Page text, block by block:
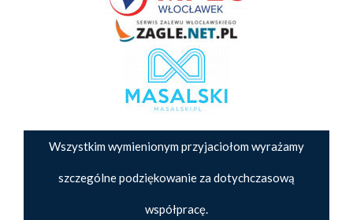
Wszystkim wymienionym przyjaciołom wyrażamy
szczególne podziękowanie za dotychczasową
współpracę.